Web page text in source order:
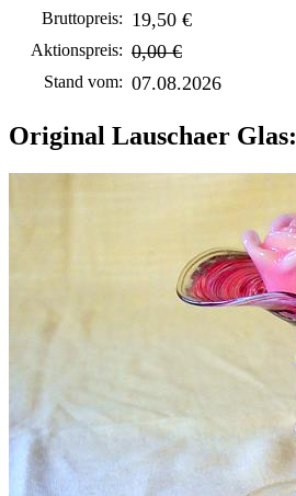
Bruttopreis: 19,50 €
Aktionspreis: 0,00 €
Stand vom: 07.08.2026
Original Lauschaer Glas: